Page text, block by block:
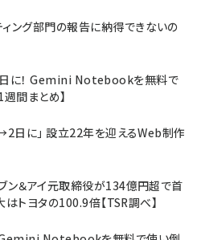
ング部門の報告に納得できないの
に！ Gemini Notebookを無料で
間まとめ】
日に」 設立22年を迎えるWeb制作
ン＆アイ元取締役が134億円超で首
トヨタの100.9倍【TSR調べ】